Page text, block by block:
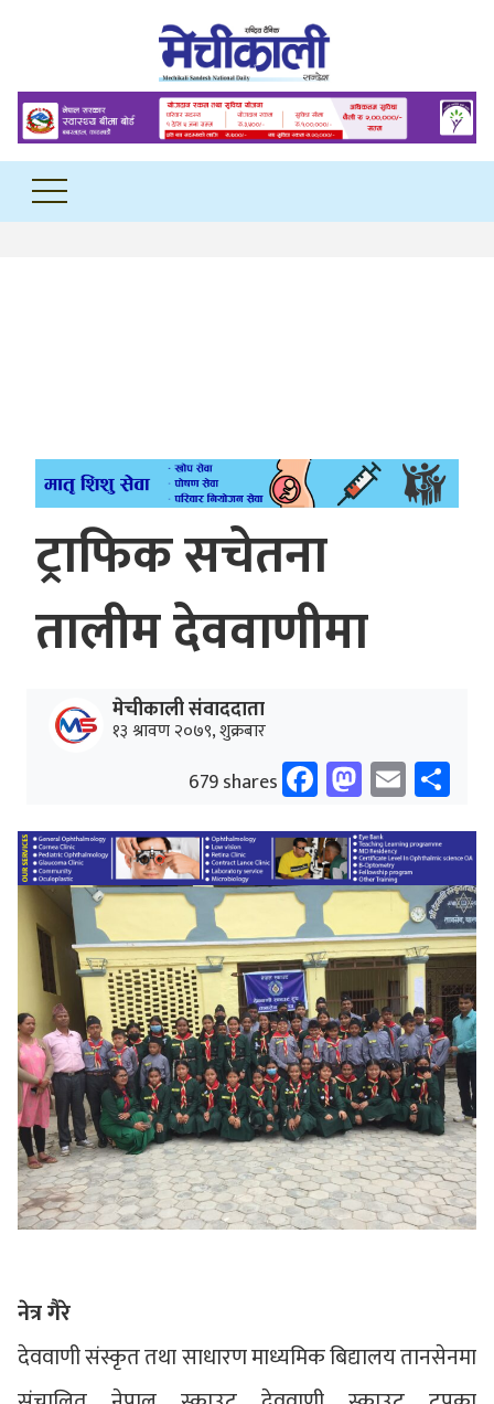
ट्राफिक सचेतना
तालीम देववाणीमा
मेचीकाली संवाददाता
१३ श्रावण २०७९, शुक्रबार
679 shares Facebook
Email
नेत्र गैरे
देववाणी संस्कृत तथा साधारण माध्यमिक बिद्यालय तानसेनमा